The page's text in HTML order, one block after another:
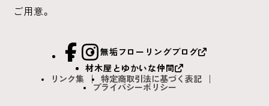
ご用意。
facebook
Instagram
無垢フローリングブログ
材木屋とゆかいな仲間
リンク集
特定商取引法に基づく表記
プライバシーポリシー